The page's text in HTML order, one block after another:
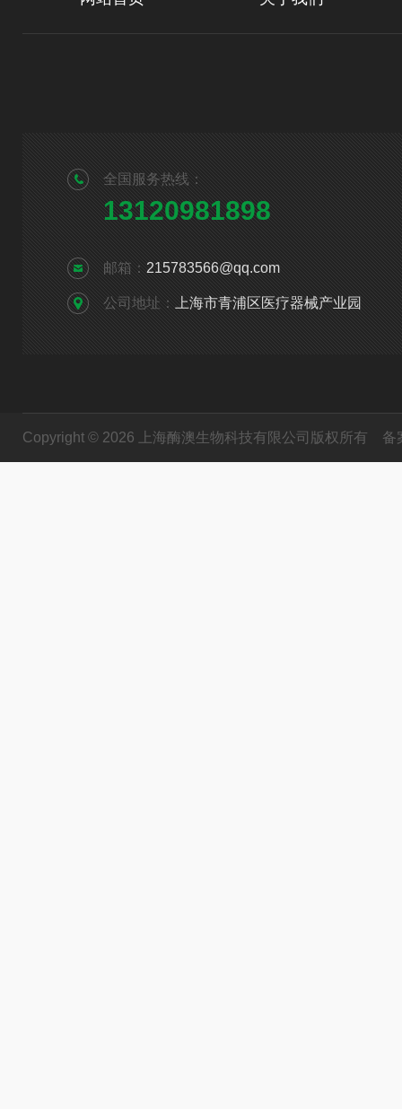
全国服务热线：
13120981898
邮箱： 215783566@qq.com
公司地址： 上海市青浦区医疗器械产业园
Copyright © 2026 上海酶澳生物科技有限公司版权所有 备